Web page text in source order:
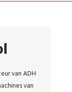
van ADH
van